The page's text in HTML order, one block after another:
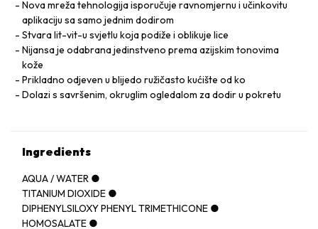
Nova mreža tehnologija isporučuje ravnomjernu i učinkovitu
aplikaciju sa samo jednim dodirom
Stvara lit-vit-u svjetlu koja podiže i oblikuje lice
Nijansa je odabrana jedinstveno prema azijskim tonovima
kože
Prikladno odjeven u blijedo ružičasto kućište od ko
Dolazi s savršenim, okruglim ogledalom za dodir u pokretu
Ingredients
AQUA / WATER ●
TITANIUM DIOXIDE ●
DIPHENYLSILOXY PHENYL TRIMETHICONE ●
HOMOSALATE ●